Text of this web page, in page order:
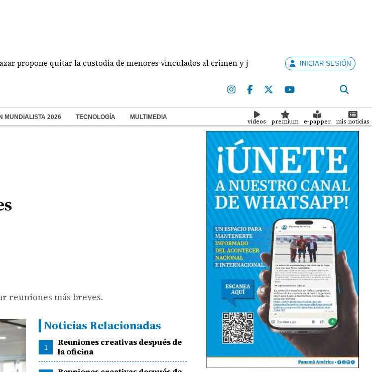
quitar la custodia de menores vinculados al crimen y juzgarlos como adultosINICIAR SESIÓN
MUNDIALISTA 2026 TECNOLOGÍA MULTIMEDIA
videos premium e-papper mis noticias
reuniones más breves.
Noticias Relacionadas
1
Reuniones creativas después de
la oficina